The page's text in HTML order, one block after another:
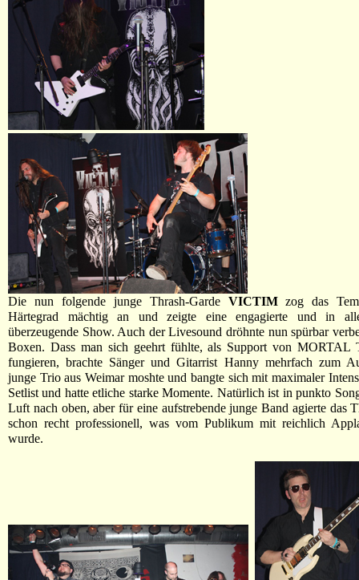
Die nun folgende junge Thrash-Garde VICTIMzog das
Härtegrad mächtig an und zeigte eine engagierte und in
überzeugende Show. Auch der Livesound dröhnte nun spürbar
Boxen. Dass man sich geehrt fühlte, als Support von MORTAL
fungieren, brachte Sänger und Gitarrist Hanny mehrfach zum
junge Trio aus Weimar moshte und bangte sich mit maximaler
Setlist und hatte etliche starke Momente. Natürlich ist in punkto
Luft nach oben, aber für eine aufstrebende junge Band agierte das
schon recht professionell, was vom Publikum mit reichlich
wurde.